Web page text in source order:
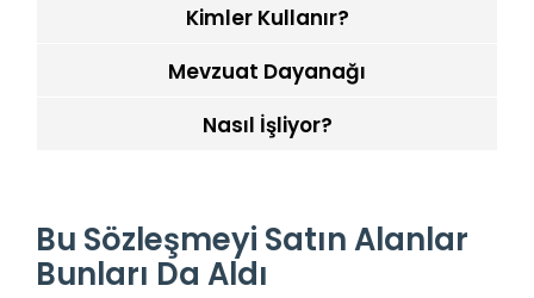
Kimler Kullanır?
Mevzuat Dayanağı
Nasıl İşliyor?
Bu Sözleşmeyi Satın Alanlar
Bunları Da Aldı